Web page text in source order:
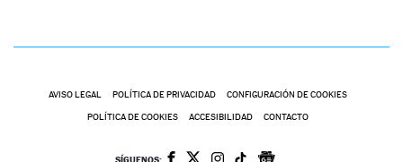
AVISO LEGAL POLÍTICA DE PRIVACIDAD CONFIGURACIÓN DE COOKIES
POLÍTICA DE COOKIES ACCESIBILIDAD CONTACTO
SÍGUENOS: